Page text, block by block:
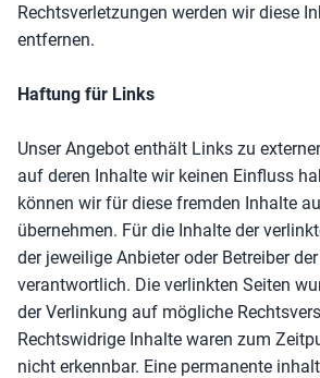
Rechtsverletzungen werden wir diese
entfernen.
Haftung für Links
Unser Angebot enthält Links zu
auf deren Inhalte wir keinen Einfluss
können wir für diese fremden Inhalte
übernehmen. Für die Inhalte der
der jeweilige Anbieter oder Betreiber
verantwortlich. Die verlinkten Seiten
der Verlinkung auf mögliche
Rechtswidrige Inhalte waren zum
nicht erkennbar. Eine permanente